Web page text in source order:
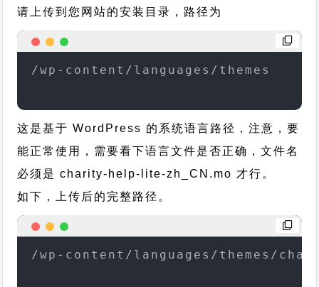
请上传到您网站的安装目录，路径为
/wp-content/languages/themes
这是基于 WordPress 的系统语言路径，注意，要
能正常使用，需要看下语言文件是否正确，文件名
必须是 charity-help-lite-zh_CN.mo 才行。
如下，上传后的完整路径。
/wp-content/languages/themes/